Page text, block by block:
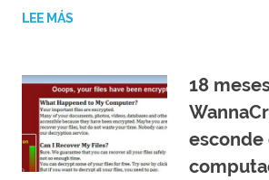
LEE MÁS
18
esconde